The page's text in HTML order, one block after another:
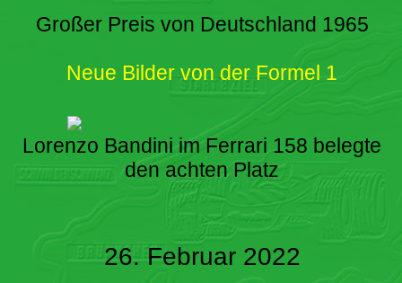
Großer Preis von Deutschland 1965
Neue Bilder von der Formel 1
Lorenzo Bandini im Ferrari 158 belegte
den achten Platz
26. Februar 2022